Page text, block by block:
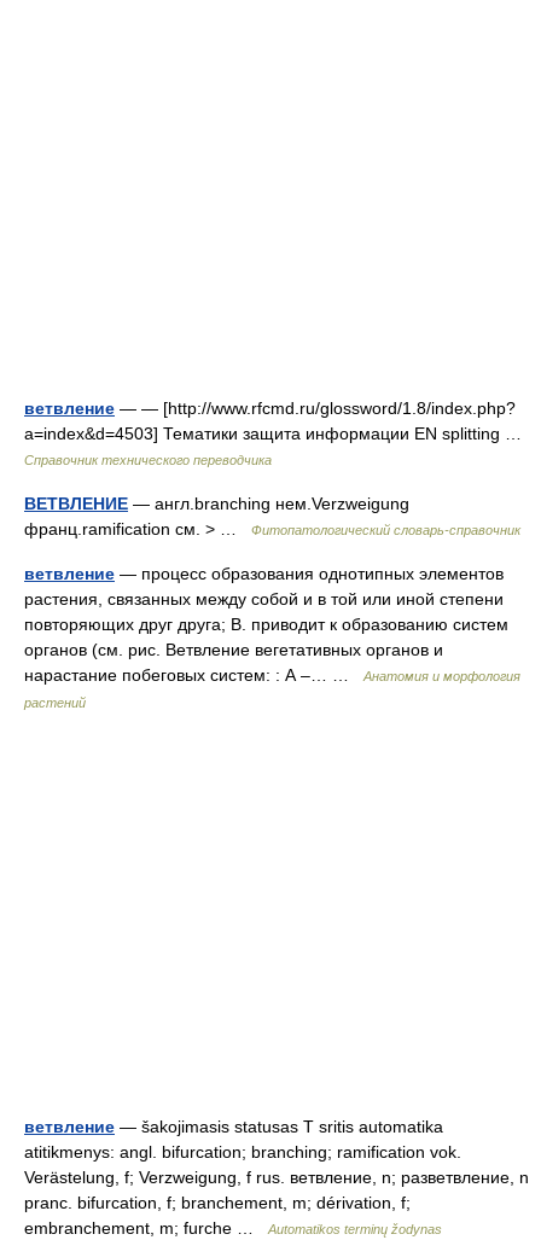
ветвление — — [http://www.rfcmd.ru/glossword/1.8/index.php?
a=index&d=4503] Тематики защита информации EN splitting …
Справочник технического переводчика
ВЕТВЛЕНИЕ — англ.branching нем.Verzweigung
франц.ramification см. > …
Фитопатологический словарь-справочник
ветвление — процесс образования однотипных элементов
растения, связанных между собой и в той или иной степени
повторяющих друг друга; В. приводит к образованию систем
органов (см. рис. Ветвление вегетативных органов и
нарастание побеговых систем: : А –… …
Анатомия и морфология
растений
ветвление — šakojimasis statusas T sritis automatika
atitikmenys: angl. bifurcation; branching; ramification vok.
Verästelung, f; Verzweigung, f rus. ветвление, n; разветвление, n
pranc. bifurcation, f; branchement, m; dérivation, f;
embranchement, m; furche …
Automatikos terminų žodynas